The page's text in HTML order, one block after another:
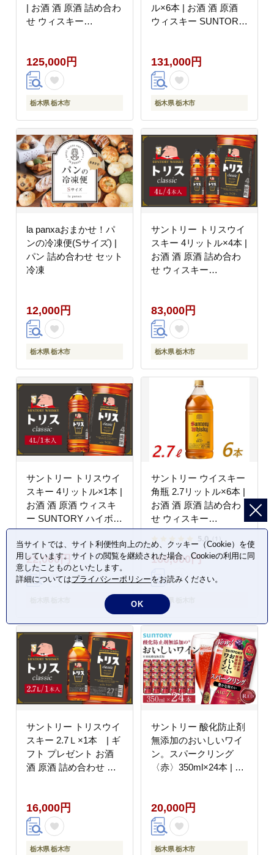
| お酒 酒 原酒 詰め合わ
せ ウィスキー
宅飲み パーティー 宴会
大容量
125,000円
栃木県 栃木市
ル×6本 | お酒 酒 原酒
ウィスキー SUNTORY
り 家飲み 宅飲み パー
ティー 宴会 大容量
2,7L
131,000円
栃木県 栃木市
la panxaおまかせ！パ
ンの冷凍便(Sサイズ) |
パン 詰め合わせ セット
冷凍
12,000円
栃木県 栃木市
サントリー トリスウイ
スキー 4リットル×4本 |
お酒 酒 原酒 詰め合わ
せ ウィスキー
宅飲み パーティー 宴会
大容量 4L
83,000円
栃木県 栃木市
サントリー トリスウイ
スキー 4リットル×1本 |
お酒 酒 原酒 ウィスキ
ー SUNTORY ハイボー
ル ロック 水割り 家飲
み 宅飲み パーティー
宴会 大容量 4L
22,000円
サントリー ウイスキー
角瓶 2.7リットル×6本 |
お酒 酒 原酒 詰め合わ
せ ウィスキー
SUNTORY ハイボール
ロック 水割り 家飲み
宅飲み パーティー 宴会
5.0（1）
160,000円
栃木県 栃木市
サントリー トリスウイ
スキー 2.7Ｌ×1本 | ギ
フト プレゼント お酒
酒 原酒 詰め合わせ ウ
家飲み 宅飲み パーティ
ー 宴会
16,000円
栃木県 栃木市
サントリー 酸化防止剤
無添加のおいしいワイ
ン。スパークリング
〈赤〉350ml×24本 | ス
おすすめ
20,000円
栃木県 栃木市
当サイトでは、サイト利便性向上のため、クッキー（Cookie）を使
用しています。サイトの閲覧を継続された場合、Cookieの利用に同
意したことものといたします。
詳細についてはプライバシーポリシーをお読みください。
OK